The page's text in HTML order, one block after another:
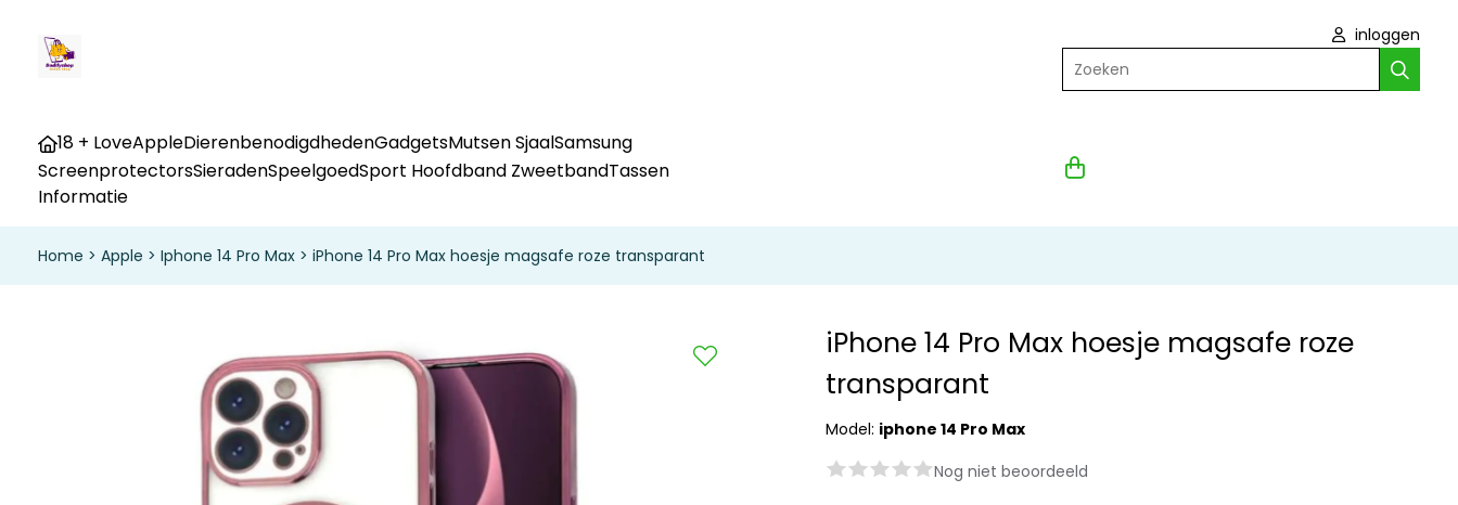
inloggen
Zoeken
18 + LoveAppleDierenbenodigdhedenGadgetsMutsen SjaalSamsung
ScreenprotectorsSieradenSpeelgoedSport Hoofdband ZweetbandTassen
Informatie
Home > Apple > Iphone 14 Pro Max > iPhone 14 Pro Max hoesje magsafe roze transparant
iPhone 14 Pro Max hoesje magsafe roze
transparant
Model: iphone 14 Pro Max
Nog niet beoordeeld